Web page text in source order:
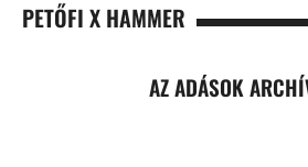
PETŐFI X HAMMER
AZ ADÁSOK